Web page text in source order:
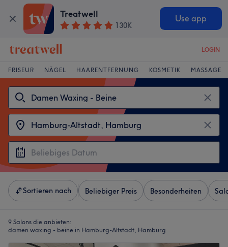
Treatwell
130K
Use app
LOGIN
FRISEUR NÄGEL HAARENTFERNUNG KOSMETIK MASSAGE
Sortieren nach Beliebiger Preis Besonderheiten
9 Salons die anbieten:
damen waxing - beine in Hamburg-Altstadt, Hamburg